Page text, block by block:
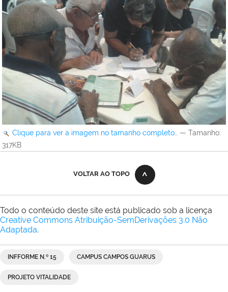
Clique para ver a imagem no tamanho completo… — Tamanho:
317KB
VOLTAR AO TOPO
Todo o conteúdo deste site está publicado sob a licença
Creative Commons Atribuição-SemDerivações 3.0 Não
Adaptada.
INFFORME N.º 15 CAMPUS CAMPOS GUARUS
PROJETO VITALIDADE